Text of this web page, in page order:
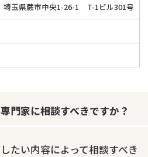
埼玉県蕨市中央1-26-1 T-1ビル301号
門家に相談すべきですか？
たい内容によって相談すべき